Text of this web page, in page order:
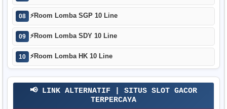
08 ⚡Room Lomba SGP 10 Line
09 ⚡Room Lomba SDY 10 Line
10 ⚡Room Lomba HK 10 Line
📢 LINK ALTERNATIF | SITUS SLOT GACOR
TERPERCAYA